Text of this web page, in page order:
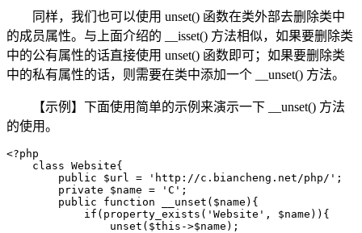
同样，我们也可以使用 unset() 函数在类外部去删除类中
的成员属性。与上面介绍的 __isset() 方法相似，如果要删除类
中的公有属性的话直接使用 unset() 函数即可；如果要删除类
中的私有属性的话，则需要在类中添加一个 __unset() 方法。
【示例】下面使用简单的示例来演示一下 __unset() 方法
的使用。
<?php
    class Website{
        public $url = 'http://c.biancheng.net/php/';
        private $name = 'C';
        public function __unset($name){
            if(property_exists('Website', $name)){
                unset($this->$name);